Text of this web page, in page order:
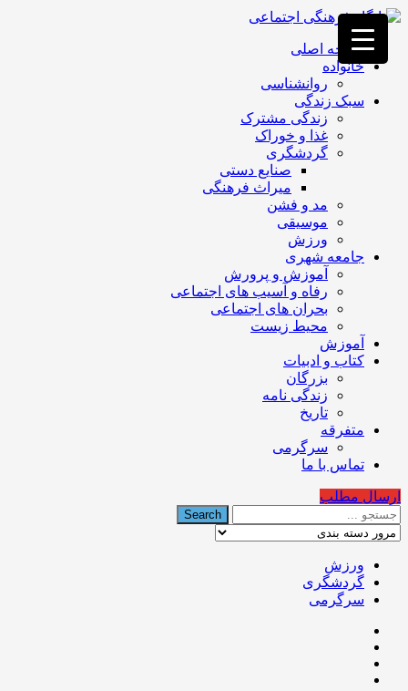
فصد
خون
غرب
تهران
خشکشویی
تصفیه
تهران
صفحه اصلی
خانواده
روانشناسی
سبک زندگی
زندگی مشترک
غذا و خوراک
گردشگری
صنایع دستی
میراث فرهنگی
مد و فشن
موسیقی
ورزش
جامعه شهری
آموزش و پرورش
رفاه و آسیب های اجتماعی
بحران های اجتماعی
محیط زیست
آموزش
کتاب و ادبیات
بزرگان
زندگی نامه
تاریخ
متفرقه
سرگرمی
تماس با ما
ارسال مطلب
ورزش
گردشگری
سرگرمی